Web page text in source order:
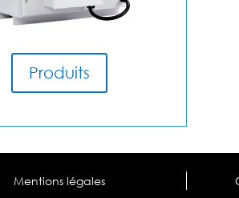
Produits
Mentions légales